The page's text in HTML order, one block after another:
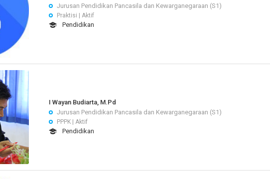
Jurusan Pendidikan Pancasila dan Kewarganegaraan (S1)
Praktisi | Aktif
Pendidikan
I Wayan Budiarta, M.Pd
Jurusan Pendidikan Pancasila dan Kewarganegaraan (S1)
PPPK | Aktif
Pendidikan